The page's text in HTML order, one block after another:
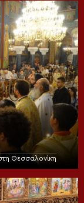
Θεσσαλονίκη